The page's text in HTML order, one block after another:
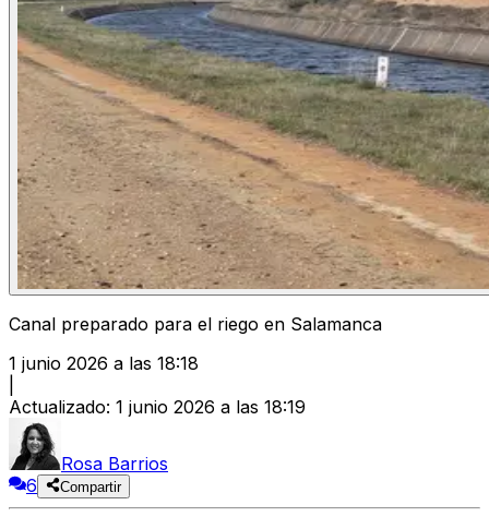
Canal preparado para el riego en Salamanca
1 junio 2026 a las 18:18
Actualizado: 1 junio 2026 a las 18:19
Rosa Barrios
6
Compartir